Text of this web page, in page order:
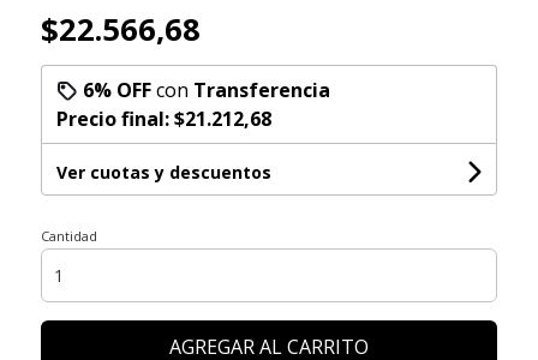
$22.566,68
6% OFFcon Transferencia
Precio final:$21.212,68
Ver cuotas y descuentos
Cantidad
AGREGAR AL CARRITO